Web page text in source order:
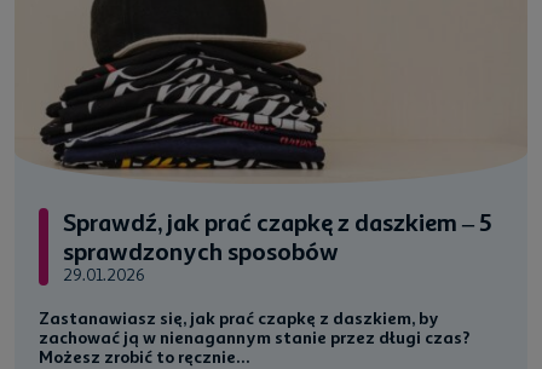
Sprawdź, jak prać czapkę z daszkiem – 5
sprawdzonych sposobów
29.01.2026
Zastanawiasz się, jak prać czapkę z daszkiem, by
zachować ją w nienagannym stanie przez długi czas?
Możesz zrobić to ręcznie...